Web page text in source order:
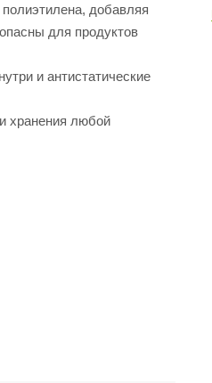
добавляя
для продуктов
и антистатические
хранения любой